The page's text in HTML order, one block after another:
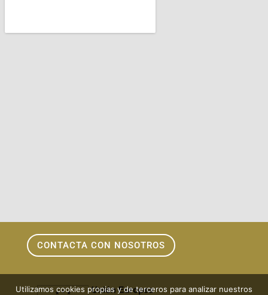
CONTACTA CON NOSOTROS
Utilizamos cookies propias y de terceros para analizar nuestros